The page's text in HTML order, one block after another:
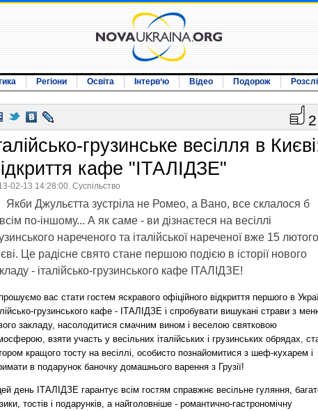
Регіони Освіта Інтерв‘ю Відео Подорож
2
грузинське весілля в
кафе "ІТАЛІДЗЕ"
02-13 14:28:00. Суспільство
Якби Джульєтта зустріла не Ромео, а Вано, все склалося б
по-іншому... А як саме - ви дізнаєтеся на весіллі
нареченого та італійської нареченої вже 15
Це радісне свято стане першою подією в історії нового
- італійсько-грузинського кафе ІТАЛІДЗЕ!
вас стати гостем яскравого офіційного відкриття першого в
грузинського кафе - ІТАЛІДЗЕ і спробувати вишукані страви з
закладу, насолодитися смачним вином і веселою святковою
взяти участь у весільних італійських і грузинських обрядах,
кращого тосту на весіллі, особисто познайомитися з шеф-кухарем і
в подарунок баночку домашнього варення з Грузії!
день ІТАЛІДЗЕ гарантує всім гостям справжнє весільне гуляння,
тостів і подарунків, а найголовніше - романтично-гастрономічну